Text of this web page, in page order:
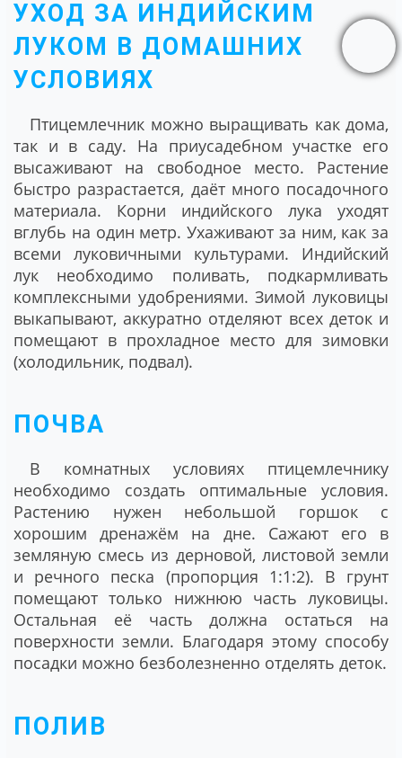
УХОД ЗА ИНДИЙСКИМ
ЛУКОМ В ДОМАШНИХ
УСЛОВИЯХ
Птицемлечник можно выращивать как дома,
так и в саду. На приусадебном участке его
высаживают на свободное место. Растение
быстро разрастается, даёт много посадочного
материала. Корни индийского лука уходят
вглубь на один метр. Ухаживают за ним, как за
всеми луковичными культурами. Индийский
лук необходимо поливать, подкармливать
комплексными удобрениями. Зимой луковицы
выкапывают, аккуратно отделяют всех деток и
помещают в прохладное место для зимовки
(холодильник, подвал).
ПОЧВА
В комнатных условиях птицемлечнику
необходимо создать оптимальные условия.
Растению нужен небольшой горшок с
хорошим дренажём на дне. Сажают его в
земляную смесь из дерновой, листовой земли
и речного песка (пропорция 1:1:2). В грунт
помещают только нижнюю часть луковицы.
Остальная её часть должна остаться на
поверхности земли. Благодаря этому способу
посадки можно безболезненно отделять деток.
ПОЛИВ